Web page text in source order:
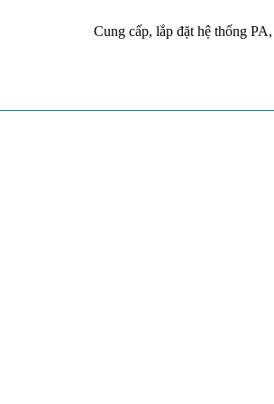
Cung cấp, lắp đặt hệ thống